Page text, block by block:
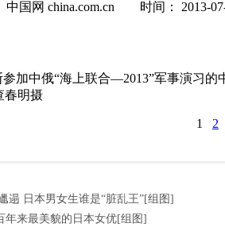
中国网 china.com.cn 时间：
参加中俄“海上联合—2013”军事演习
春明摄
1 2
遢 日本男女生谁是“脏乱王”[组图]
年来最美貌的日本女优[组图]